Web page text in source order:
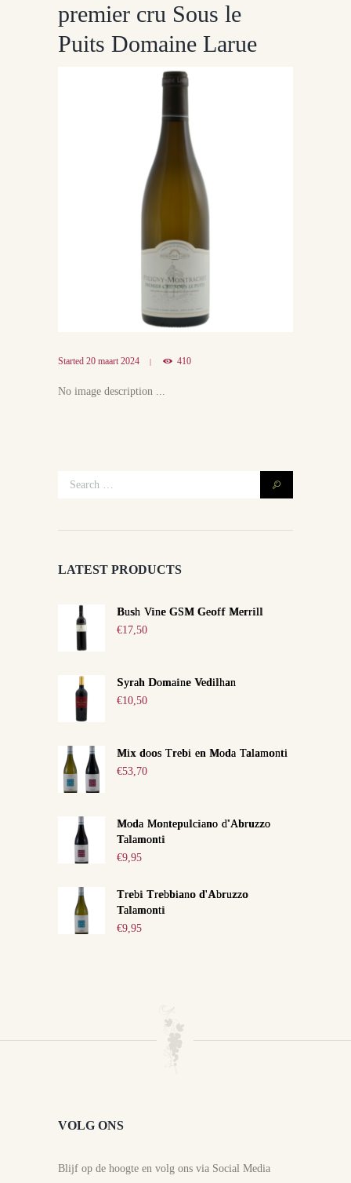
premier cru Sous le
Puits Domaine Larue
Started 20 maart 2024 410
No image description ...
LATEST PRODUCTS
Bush Vine GSM Geoff Merrill
€17,50
Syrah Domaine Vedilhan
€10,50
Mix doos Trebi en Moda Talamonti
€53,70
Moda Montepulciano d'Abruzzo
Talamonti
€9,95
Trebi Trebbiano d'Abruzzo
Talamonti
€9,95
VOLG ONS
Blijf op de hoogte en volg ons via Social Media